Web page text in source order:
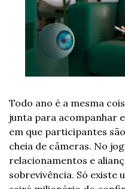
Todo ano é a mesma
junta para acompanhar
em que participantes
cheia de câmeras. No
relacionamentos e
sobrevivência. Só existe